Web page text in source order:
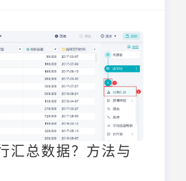
分。堆叠柱状图非常适合用
间的总量差异，以及每个类
的比例关系。它能够清晰地
构，帮助用户快速理解数据
汇总数据？方法与